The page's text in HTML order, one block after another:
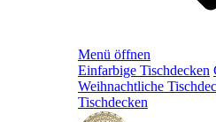
Menü öffnen
Einfarbige Tischdecken
Weihnachtliche
Tischdecken